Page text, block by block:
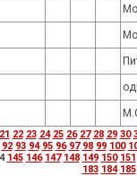
21 22 23 24 25 26 27 28 29 30
92 93 94 95 96 97 98 99 100
145 146 147 148 149 150 151
183 184 185